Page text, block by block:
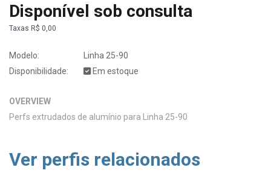
Disponível sob consulta
Taxas R$ 0,00
Modelo:
Linha 25-90
Disponibilidade:
Em estoque
OVERVIEW
Perfs extrudados de alumínio para Linha 25-90
Ver perfis relacionados